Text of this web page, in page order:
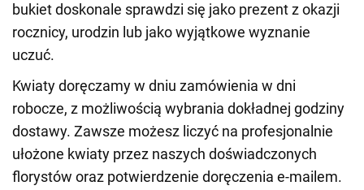
bukiet doskonale sprawdzi się jako prezent z okazji
rocznicy, urodzin lub jako wyjątkowe wyznanie
uczuć.
Kwiaty doręczamy w dniu zamówienia w dni
robocze, z możliwością wybrania dokładnej godziny
dostawy. Zawsze możesz liczyć na profesjonalnie
ułożone kwiaty przez naszych doświadczonych
florystów oraz potwierdzenie doręczenia e-mailem.